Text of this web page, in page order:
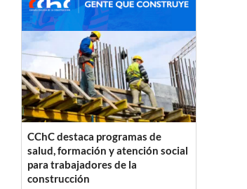
CChC destaca programas de
salud, formación y atención social
para trabajadores de la
construcción